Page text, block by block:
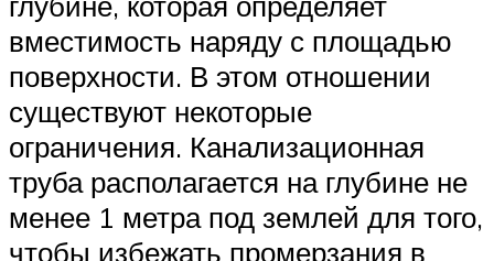
вместимость наряду с площадью
поверхности. В этом отношении
существуют некоторые
ограничения. Канализационная
труба располагается на глубине не
менее 1 метра под землей для того,
чтобы избежать промерзания в